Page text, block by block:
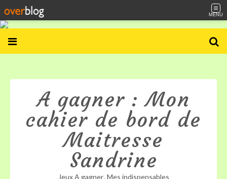
MENU
A gagner : Mon
cahier de bord de
Maitresse
Sandrine
Jeux A gagner, Mes indispensables